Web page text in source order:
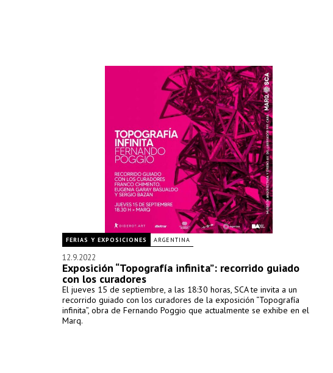
FERIAS Y EXPOSICIONES ARGENTINA
12.9.2022
Exposición “Topografía infinita”: recorrido guiado
con los curadores
El jueves 15 de septiembre, a las 18:30 horas, SCA te invita a un
recorrido guiado con los curadores de la exposición “Topografía
infinita”, obra de Fernando Poggio que actualmente se exhibe en el
Marq.